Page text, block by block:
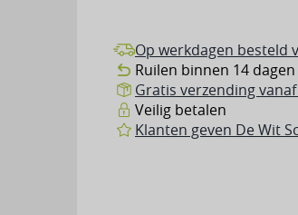
Op werkdagen besteld
Ruilen binnen 14 dagen
Gratis verzending
Veilig betalen
Klanten geven De Wit